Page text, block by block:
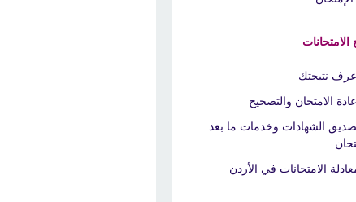
الامتحانات
نتيجتك
الامتحان والتصحيح
الشهادات وخدمات ما بعد
الامتحانات في الأردن